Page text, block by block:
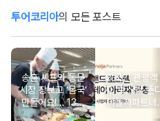
투어코리아의 모든 포스트
송훈 셰프와 동문
시장 장보고 ‘몸국’
만들어요!… 13일
‘제주미행’ 특별회
외국인 관광객
자 ‘호스텔’ 뜬
야놀자파트너
‘스테이 아리